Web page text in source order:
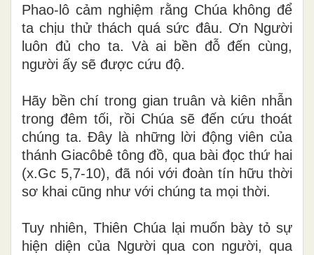
Phao-lô cảm nghiệm rằng Chúa không để
ta chịu thử thách quá sức đâu. Ơn Người
luôn đủ cho ta. Và ai bền đỗ đến cùng,
người ấy sẽ được cứu độ.
Hãy bền chí trong gian truân và kiên nhẫn
trong đêm tối, rồi Chúa sẽ đến cứu thoát
chúng ta. Đây là những lời động viên của
thánh Giacôbê tông đồ, qua bài đọc thứ hai
(x.Gc 5,7-10), đã nói với đoàn tín hữu thời
sơ khai cũng như với chúng ta mọi thời.
Tuy nhiên, Thiên Chúa lại muốn bày tỏ sự
hiện diện của Người qua con người, qua